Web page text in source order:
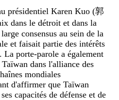
présidentiel Karen Kuo (郭
dans le détroit et dans la
consensus au sein de la
et faisait partie des intérêts
La porte-parole a également
dans l'alliance des
mondiales
d'affirmer que Taïwan
capacités de défense et de